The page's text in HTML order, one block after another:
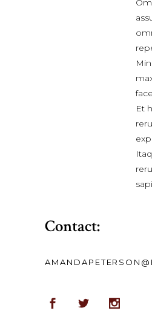
Et
Contact: